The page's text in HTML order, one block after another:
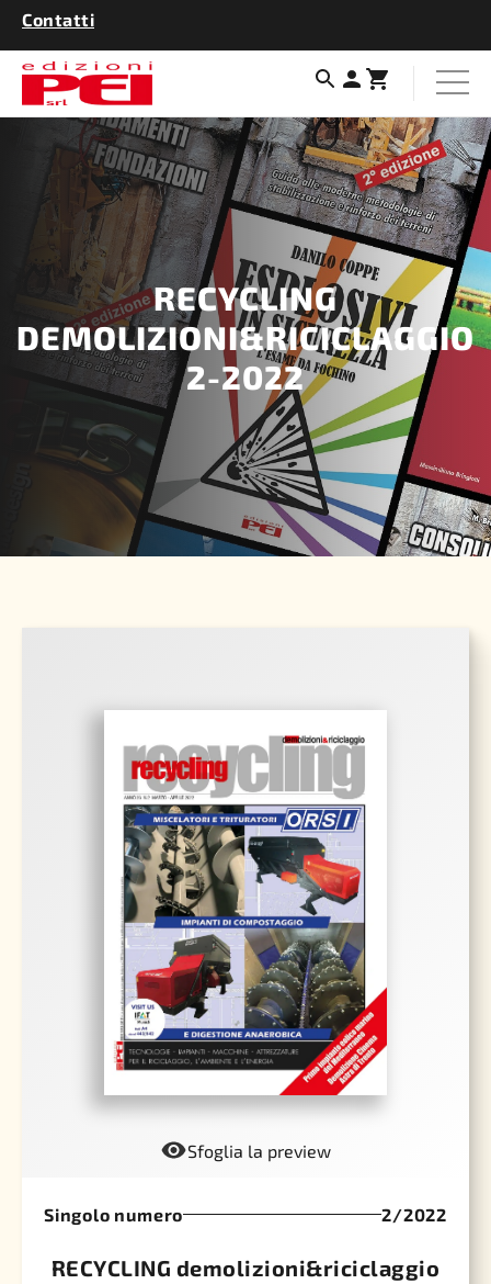
Contatti
RECYCLING
DEMOLIZIONI&RICICLAGGIO
2-2022
Sfoglia la preview
Singolo numero 2/2022
RECYCLING demolizioni&riciclaggio